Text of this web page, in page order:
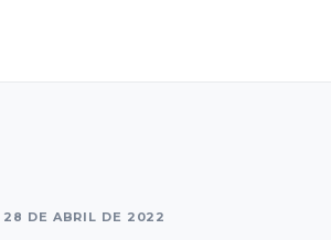
28 DE ABRIL DE 2022